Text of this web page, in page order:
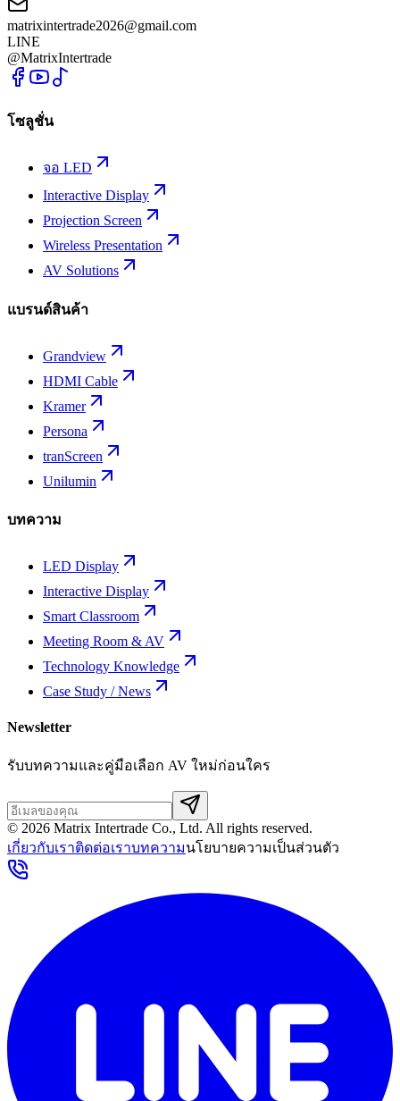
matrixintertrade2026@gmail.com
LINE
@MatrixIntertrade
โซลูชั่น
จอ LED
Interactive Display
Projection Screen
Wireless Presentation
AV Solutions
แบรนด์สินค้า
Grandview
HDMI Cable
Kramer
Persona
tranScreen
Unilumin
บทความ
LED Display
Interactive Display
Smart Classroom
Meeting Room & AV
Technology Knowledge
Case Study / News
Newsletter
รับบทความและคู่มือเลือก AV ใหม่ก่อนใคร
© 2026 Matrix Intertrade Co., Ltd. All rights reserved.
เกี่ยวกับเราติดต่อเราบทความนโยบายความเป็นส่วนตัว